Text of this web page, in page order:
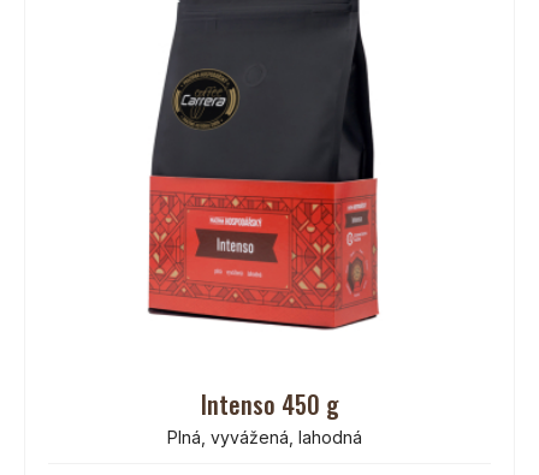
Intenso 450 g
Plná, vyvážená, lahodná